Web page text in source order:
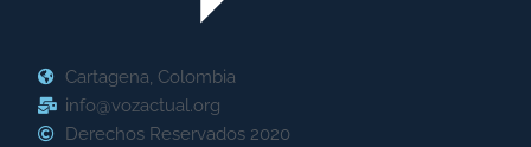
Cartagena, Colombia
info@vozactual.org
Derechos Reservados 2020